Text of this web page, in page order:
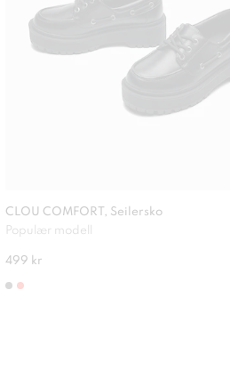
CLOU COMFORT, Seilersko
Populær modell
499 kr